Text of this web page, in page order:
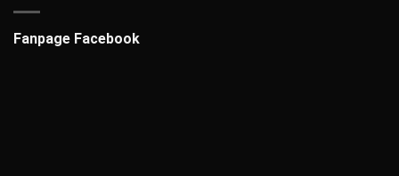
Fanpage Facebook